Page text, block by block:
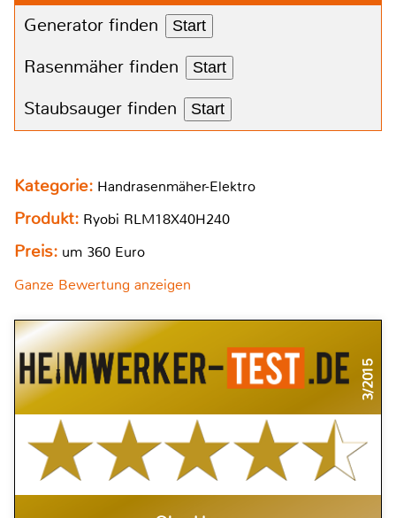
Generator finden Start
Rasenmäher finden Start
Staubsauger finden Start
Kategorie: Handrasenmäher-Elektro
Produkt: Ryobi RLM18X40H240
Preis: um 360 Euro
Ganze Bewertung anzeigen
3/2015